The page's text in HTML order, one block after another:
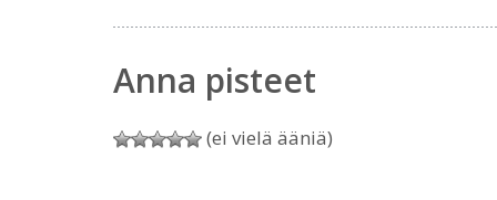
Anna pisteet
(ei vielä ääniä)